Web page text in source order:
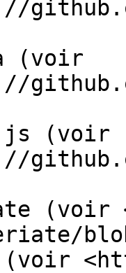
(voir
(voir
(voir